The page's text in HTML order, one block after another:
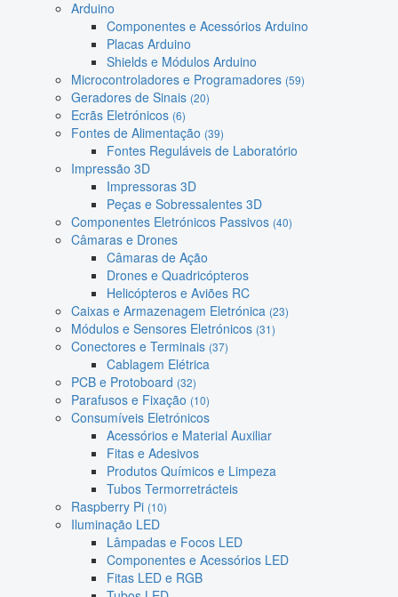
Arduino
Componentes e Acessórios Arduino
Placas Arduino
Shields e Módulos Arduino
Microcontroladores e Programadores (59)
Geradores de Sinais (20)
Ecrãs Eletrónicos (6)
Fontes de Alimentação (39)
Fontes Reguláveis de Laboratório
Impressão 3D
Impressoras 3D
Peças e Sobressalentes 3D
Componentes Eletrónicos Passivos (40)
Câmaras e Drones
Câmaras de Ação
Drones e Quadricópteros
Helicópteros e Aviões RC
Caixas e Armazenagem Eletrónica (23)
Módulos e Sensores Eletrónicos (31)
Conectores e Terminais (37)
Cablagem Elétrica
PCB e Protoboard (32)
Parafusos e Fixação (10)
Consumíveis Eletrónicos
Acessórios e Material Auxiliar
Fitas e Adesivos
Produtos Químicos e Limpeza
Tubos Termorretrácteis
Raspberry Pi (10)
Iluminação LED
Lâmpadas e Focos LED
Componentes e Acessórios LED
Fitas LED e RGB